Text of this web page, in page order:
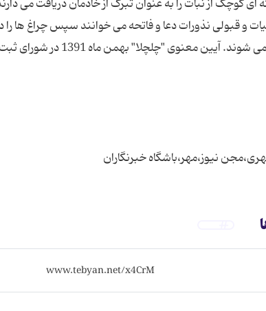
ای کوچک از نبات را به عنوان تبرک از خادمان دریافت می
و قبولی نذورات دعا و فاتحه می خوانند سپس چراغ ها
نیوز،مهر،باشگاه خبرنگاران